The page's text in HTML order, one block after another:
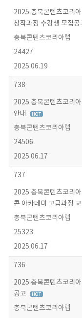
2025 충북콘텐츠코리
창작과정 수강생 모집공
충북콘텐츠코리아랩
24427
2025.06.19
738
2025 충북콘텐츠코리
안내
충북콘텐츠코리아랩
24506
2025.06.17
737
2025 충북콘텐츠코리
콘 아카데미 고급과정
충북콘텐츠코리아랩
25323
2025.06.17
736
2025 충북콘텐츠코리
공고
충북콘텐츠코리아랩